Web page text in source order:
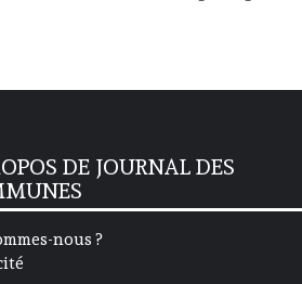
DE JOURNAL DES
nous ?